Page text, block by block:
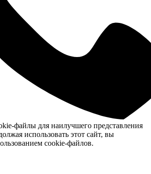
файлы для наилучшего представления
использовать этот сайт, вы
cookie-файлов.